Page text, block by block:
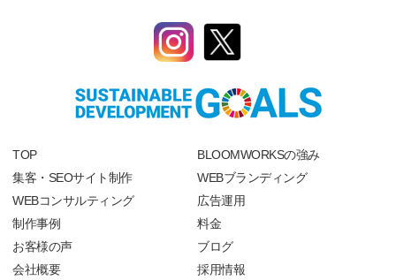
TOP
BLOOMWORKSの強み
集客・SEOサイト制作
WEBブランディング
WEBコンサルティング
広告運用
制作事例
料金
お客様の声
ブログ
会社概要
採用情報